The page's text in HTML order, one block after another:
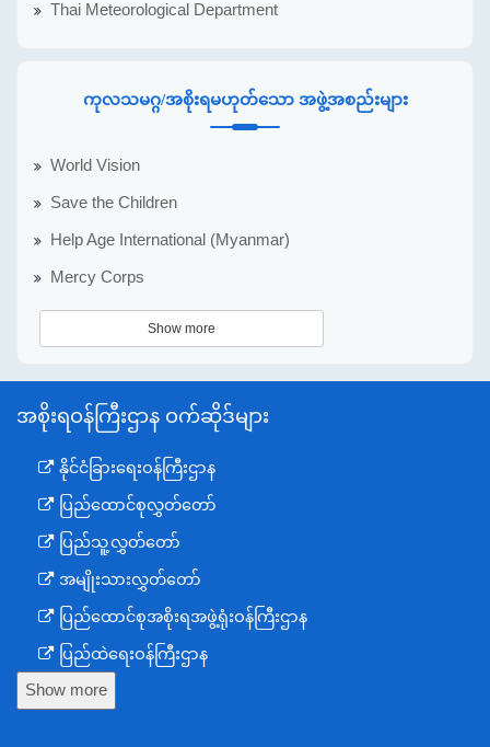
Thai Meteorological Department
ကုလသမဂ္ဂ/အစိုးရမဟုတ်သော အဖွဲ့အစည်းများ
World Vision
Save the Children
Help Age International (Myanmar)
Mercy Corps
Show more
အစိုးရဝန်ကြီးဌာန ဝက်ဆိုဒ်များ
နိုင်ငံခြားရေးဝန်ကြီးဌာန
ပြည်ထောင်စုလွှတ်တော်
ပြည်သူ့လွှတ်တော်
အမျိုးသားလွှတ်တော်
ပြည်ထောင်စုအစိုးရအဖွဲ့ရုံးဝန်ကြီးဌာန
ပြည်ထဲရေးဝန်ကြီးဌာန
ကာကွယ်ရေးဝန်ကြီးဌာန
Show more